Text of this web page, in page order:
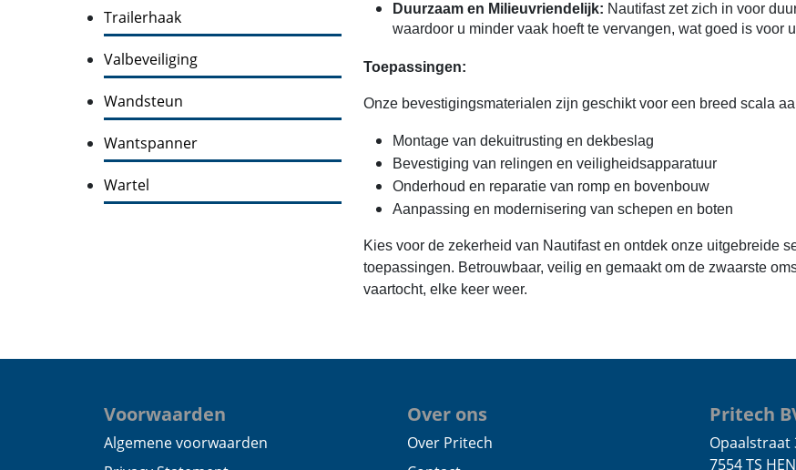
Trailerhaak
Valbeveiliging
Wandsteun
Wantspanner
Wartel
Duurzaam en Milieuvriendelijk: Nautifast zet zich in voor
waardoor u minder vaak hoeft te vervangen, wat goed is voor
Toepassingen:
Onze bevestigingsmaterialen zijn geschikt voor een breed scala
Montage van dekuitrusting en dekbeslag
Bevestiging van relingen en veiligheidsapparatuur
Onderhoud en reparatie van romp en bovenbouw
Aanpassing en modernisering van schepen en boten
Kies voor de zekerheid van Nautifast en ontdek onze uitgebreide
toepassingen. Betrouwbaar, veilig en gemaakt om de zwaarste
vaartocht, elke keer weer.
Voorwaarden
Algemene voorwaarden
Over ons
Over Pritech
Pritech
Opaalstraat
7554 TS